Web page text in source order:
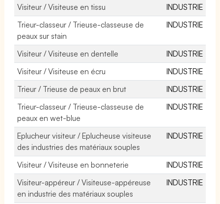
Visiteur / Visiteuse en tissu
INDUSTRIE
Trieur-classeur / Trieuse-classeuse de
peaux sur stain
INDUSTRIE
Visiteur / Visiteuse en dentelle
INDUSTRIE
Visiteur / Visiteuse en écru
INDUSTRIE
Trieur / Trieuse de peaux en brut
INDUSTRIE
Trieur-classeur / Trieuse-classeuse de
peaux en wet-blue
INDUSTRIE
Eplucheur visiteur / Eplucheuse visiteuse
des industries des matériaux souples
INDUSTRIE
Visiteur / Visiteuse en bonneterie
INDUSTRIE
Visiteur-appéreur / Visiteuse-appéreuse
en industrie des matériaux souples
INDUSTRIE